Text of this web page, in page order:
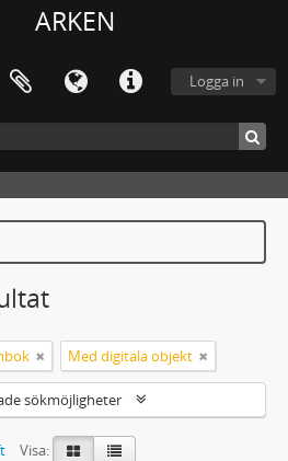
ARKEN
Logga in
Med digitala objekt
sökmöjligheter
Visa: